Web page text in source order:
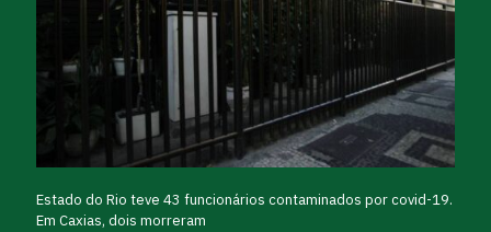
Estado do Rio teve 43 funcionários contaminados por covid-19.
Em Caxias, dois morreram